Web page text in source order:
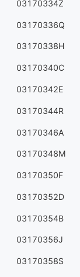
03170334Z
03170336Q
03170338H
03170340C
03170342E
03170344R
03170346A
03170348M
03170350F
03170352D
03170354B
03170356J
03170358S